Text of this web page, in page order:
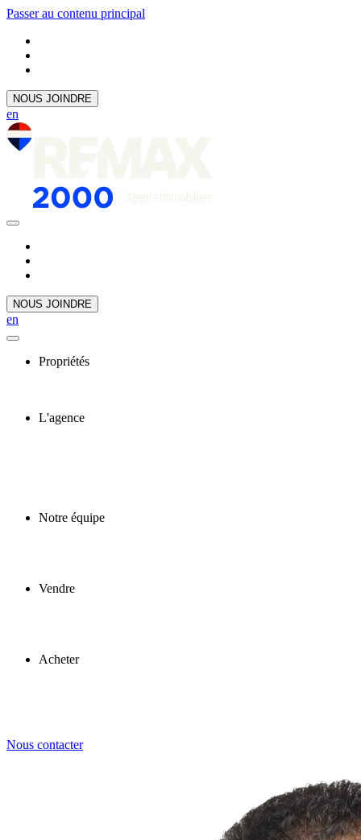
Passer au contenu principal
NOUS JOINDRE
en
NOUS JOINDRE
en
Propriétés
L'agence
Notre équipe
Vendre
Acheter
Nous contacter